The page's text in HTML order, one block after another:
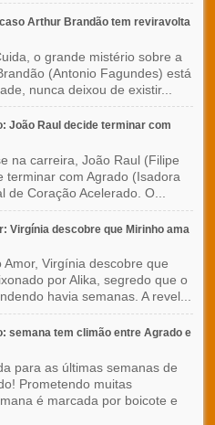
Arthur Brandão tem reviravolta
o grande mistério sobre a
(Antonio Fagundes) está
nunca deixou de existir...
João Raul decide terminar com
na carreira, João Raul (Filipe
terminar com Agrado (Isadora
de Coração Acelerado. O...
Virgínia descobre que Mirinho ama
Amor, Virgínia descobre que
por Alika, segredo que o
havia semanas. A revel...
semana tem climão entre Agrado e
para as últimas semanas de
Prometendo muitas
é marcada por boicote e